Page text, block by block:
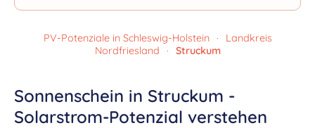
PV-Potenziale in Schleswig-Holstein ·
Landkreis
Nordfriesland
· Struckum
Sonnenschein in Struckum -
Solarstrom-Potenzial verstehen